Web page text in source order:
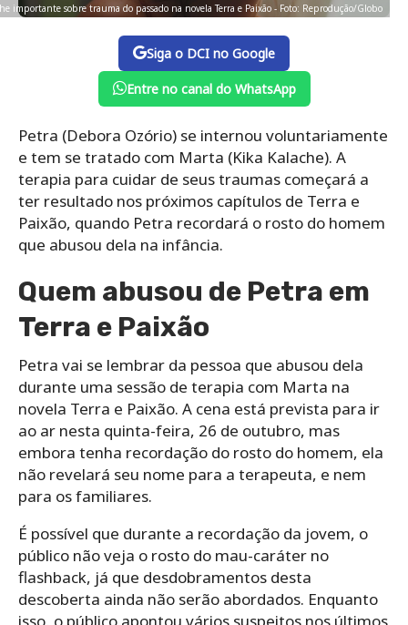
importante sobre trauma do passado na novela Terra e Paixão - Foto: Reprodução/Globo
Siga o DCI no Google
Entre no canal do WhatsApp
Petra (Debora Ozório) se internou voluntariamente
e tem se tratado com Marta (Kika Kalache). A
terapia para cuidar de seus traumas começará a
ter resultado nos próximos capítulos de Terra e
Paixão, quando Petra recordará o rosto do homem
que abusou dela na infância.
Quem abusou de Petra em
Terra e Paixão
Petra vai se lembrar da pessoa que abusou dela
durante uma sessão de terapia com Marta na
novela Terra e Paixão. A cena está prevista para ir
ao ar nesta quinta-feira, 26 de outubro, mas
embora tenha recordação do rosto do homem, ela
não revelará seu nome para a terapeuta, e nem
para os familiares.
É possível que durante a recordação da jovem, o
público não veja o rosto do mau-caráter no
flashback, já que desdobramentos desta
descoberta ainda não serão abordados. Enquanto